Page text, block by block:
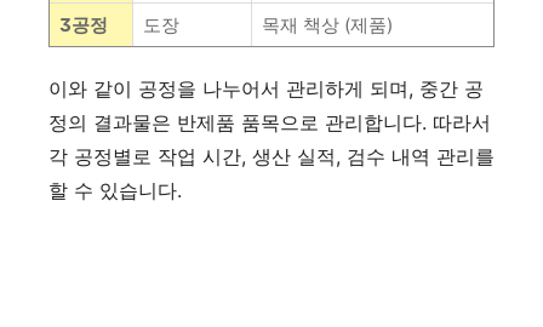
3공정
도장 목재 책상 (제품)
이와 같이 공정을 나누어서 관리하게 되며, 중간 공
정의 결과물은 반제품 품목으로 관리합니다. 따라서
각 공정별로 작업 시간, 생산 실적, 검수 내역 관리를
할 수 있습니다.